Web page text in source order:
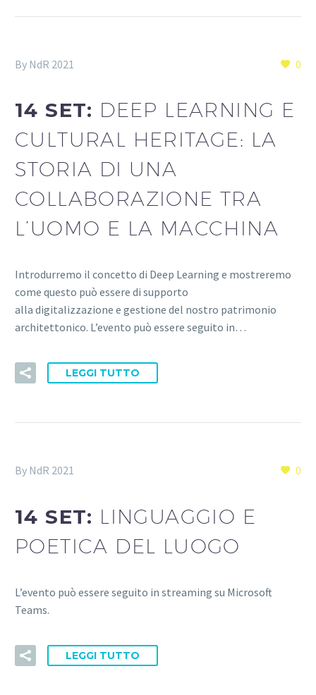
0
By NdR 2021
14 SET: DEEP LEARNING E
CULTURAL HERITAGE: LA
STORIA DI UNA
COLLABORAZIONE TRA
L’UOMO E LA MACCHINA
Introdurremo il concetto di Deep Learning e mostreremo
come questo può essere di supporto
alla digitalizzazione e gestione del nostro patrimonio
architettonico. L’evento può essere seguito in…
LEGGI TUTTO
0
By NdR 2021
14 SET: LINGUAGGIO E
POETICA DEL LUOGO
L’evento può essere seguito in streaming su Microsoft
Teams.
LEGGI TUTTO